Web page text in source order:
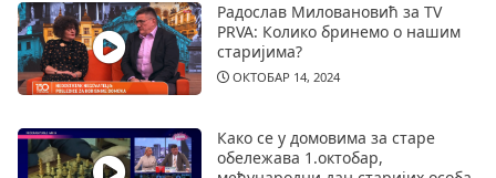
Радослав Миловановић за TV
PRVA: Колико бринемо о нашим
старијима?
ОКТОБАР 14, 2024
Како се у домовима за старе
обележава 1.октобар,